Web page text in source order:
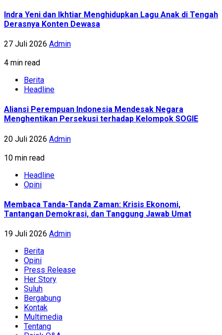
Indra Yeni dan Ikhtiar Menghidupkan Lagu Anak di Tengah
Derasnya Konten Dewasa
27 Juli 2026 Admin
4 min read
Berita
Headline
Aliansi Perempuan Indonesia Mendesak Negara
Menghentikan Persekusi terhadap Kelompok SOGIE
20 Juli 2026 Admin
10 min read
Headline
Opini
Membaca Tanda-Tanda Zaman: Krisis Ekonomi,
Tantangan Demokrasi, dan Tanggung Jawab Umat
19 Juli 2026 Admin
Berita
Opini
Press Release
Her Story
Suluh
Bergabung
Kontak
Multimedia
Tentang